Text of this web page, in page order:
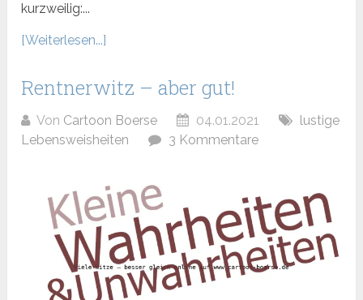
kurzweilig:...
[Weiterlesen...]
Rentnerwitz – aber gut!
Von Cartoon Boerse 04.01.2021
lustige
Lebensweisheiten
3 Kommentare